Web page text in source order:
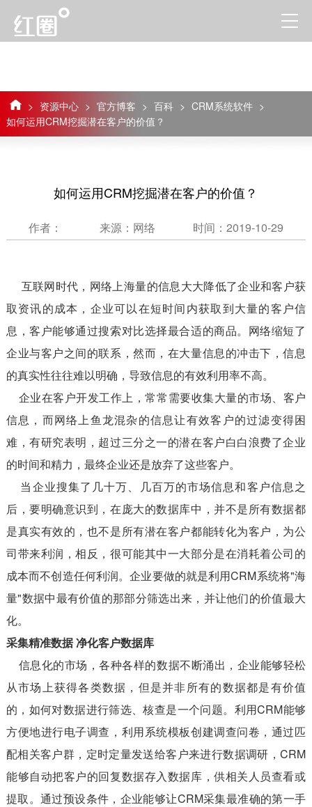
> 资源中心 > 官方博客 > 百科 > CRM系统软件 >
如何运用CRM挖掘潜在客户的价值？
如何运用CRM挖掘潜在客户的价值？
作者： 来源：网络 时间：2019-10-29
互联网时代，网络上海量的信息大大降低了企业和客户获
取资讯的成本，企业可以在短时间内获取到大量的客户信
息，客户能够通过搜索对比选择最合适的商品。网络缩短了
企业与客户之间的联系，然而，在大量信息的冲击下，信息
的真实性往往难以明确，导致信息的有效利用率不高。
企业在客户开发工作上，常常需要收集大量的市场、客户
信息，而网络上鱼龙混杂的信息让有效客户的过滤变得困
难，有研究表明，超过三分之一的潜在客户白白浪费了企业
的时间和精力，最终企业还是放弃了这些客户。
当企业搜集了几十万、几百万的市场信息和客户信息之
后，要明确意识到，在庞大的数据库中，并不是所有数据都
是真实有效的，也不是所有潜在客户都能转化为客户，为公
司带来利润，相反，很可能其中一大部分是在消耗着公司的
成本而不创造任何利润。企业要做的就是利用CRM系统将"海
量"数据中最有价值的那部分筛选出来，并让他们的价值最大
化。
采集精准数据 净化客户数据库
信息化的市场，各种各样的数据不断涌出，企业能够轻松
从市场上获得各类数据，但是并非所有的数据都是有价值
的，如何对数据进行筛选、核查是一个问题。利用CRM能够
方便地进行电子调查，利用系统模板创建调查问卷，通过匹
配相关客户群，定时定量发送给客户来进行数据调研，CRM
能够自动把客户的回复数据存入数据库，供相关人员查看或
提取。通过预设条件，企业能够让CRM采集最准确的第一手